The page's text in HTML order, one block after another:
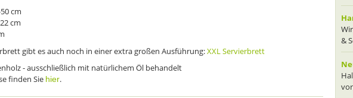
cm
cm
gibt es auch noch in einer extra großen Ausführung:XXL Servierbrett
- ausschließlich mit natürlichem Öl behandelt
finden Sie hier.
&